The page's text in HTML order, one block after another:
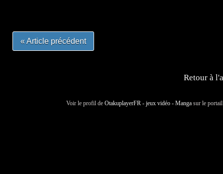
« Article précédent
Retour à
Voir le profil de OtakuplayerFR - jeux vidéo - Manga sur le